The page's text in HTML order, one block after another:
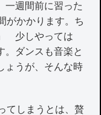
一週間前に習った
がかかります。ち
少しやっては
。ダンスも音楽と
ょうが、そんな時
てしまうとは、贅